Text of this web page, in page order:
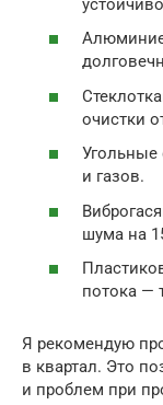
очистки
Угольные
и газов.
шума на
потока —
Я рекомендую
в квартал. Это
и проблем при